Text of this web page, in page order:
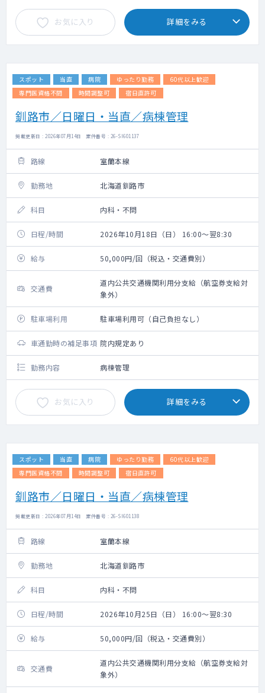
お気に入り 詳細をみる
スポット 当直 病院 ゆったり勤務
60代以上歓迎
専門医資格不問
時間調整可 宿日直許可
釧路市／日曜日・当直／病棟管理
掲載更新日 : 2026年07月14日 案件番号 : 26-SI601137
路線 室蘭本線
勤務地 北海道釧路市
科目 内科・不問
日程/時間 2026年10月18日（日） 16:00～翌8:30
給与 50,000円/回（税込・交通費別）
交通費
道内公共交通機関利用分支給（航空券支給対
象外）
駐車場利用 駐車場利用可（自己負担なし）
車通勤時の補足事項 院内規定あり
勤務内容 病棟管理
お気に入り 詳細をみる
スポット 当直 病院 ゆったり勤務
60代以上歓迎
専門医資格不問
時間調整可 宿日直許可
釧路市／日曜日・当直／病棟管理
掲載更新日 : 2026年07月14日 案件番号 : 26-SI601138
路線 室蘭本線
勤務地 北海道釧路市
科目 内科・不問
日程/時間 2026年10月25日（日） 16:00～翌8:30
給与 50,000円/回（税込・交通費別）
交通費
道内公共交通機関利用分支給（航空券支給対
象外）